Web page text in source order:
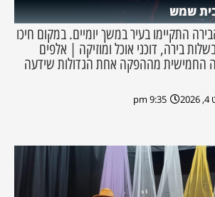
שמש
התקיימו בעיר במשך יומיים. במקום חיכו
בירה, דוכני אוכל ומוזיקה | אלפים
החמישית מההפקה אחת הגדולות שידעה
9:35 pm